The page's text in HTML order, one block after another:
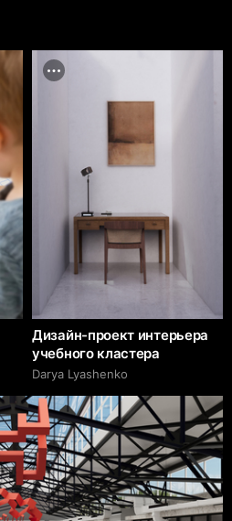
Дизайн-проект интерьера
учебного кластера
Darya Lyashenko